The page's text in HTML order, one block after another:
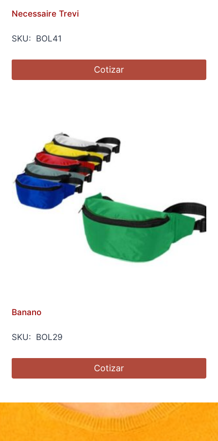
Necessaire Trevi
SKU: BOL41
Cotizar
Banano
SKU: BOL29
Cotizar